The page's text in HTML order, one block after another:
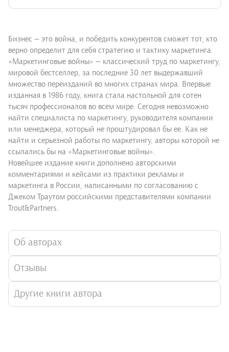
Бизнес — это война, и победить конкурентов сможет тот, кто
верно определит для себя стратегию и тактику маркетинга.
«Маркетинговые войны» — классический труд по маркетингу,
мировой бестселлер, за последние 30 лет выдержавший
множество переизданий во многих странах мира. Впервые
изданная в 1986 году, книга стала настольной для сотен
тысяч профессионалов во всем мире. Сегодня невозможно
найти специалиста по маркетингу, руководителя компании
или менеджера, который не проштудировал бы ее. Как не
найти и серьезной работы по маркетингу, авторы которой не
ссылались бы на «Маркетинговые войны».
Новейшее издание книги дополнено авторскими
комментариями и кейсами из практики рекламы и
маркетинга в России, написанными по согласованию с
Джеком Траутом российскими представителями компании
Trout&Partners.
Об авторах
Отзывы
Другие книги автора